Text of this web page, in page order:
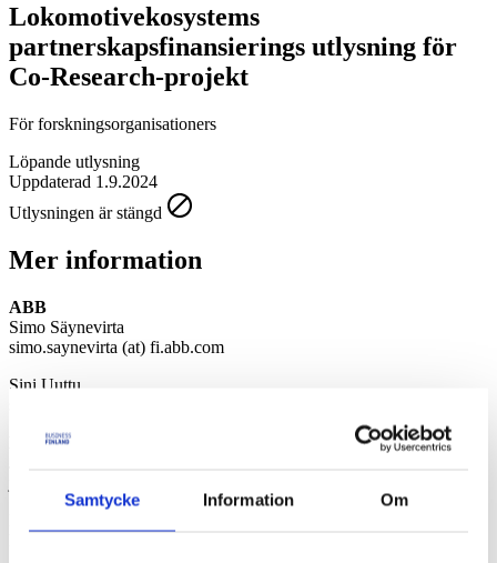
Samtycke Information Om
Lokomotivekosystems
partnerskapsfinansierings utlysning för
Co-Research-projekt
För forskningsorganisationers
Löpande utlysning
Uppdaterad 1.9.2024
Utlysningen är stängd
Mer information
ABB
Simo Säynevirta
simo.saynevirta (at) fi.abb.com
Sini Uuttu
Bittium